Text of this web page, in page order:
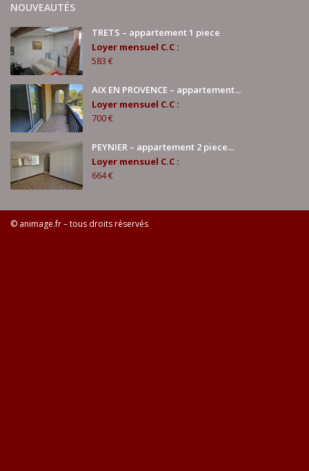
NOUVEAUTÉS
TRETS – appartement 1 piece
Loyer mensuel C.C :
583 €
AIX EN PROVENCE – appartement...
Loyer mensuel C.C :
700 €
PEYNIER – appartement 2 piece...
Loyer mensuel C.C :
664 €
© animage.fr – tous droits réservés